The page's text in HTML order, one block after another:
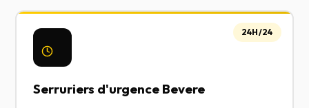
Serruriers d'urgence Bevere
24H/24